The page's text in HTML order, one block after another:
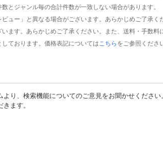
とジャンル毎の合計件数が一致しない場合があります。
ー」と異なる場合がございます。あらかじめご了承く
ます。あらかじめご了承ください。また、送料・手数料
ております。価格表記については こちら をご参照くださ
り、検索機能についてのご意見をお聞かせください
ます。